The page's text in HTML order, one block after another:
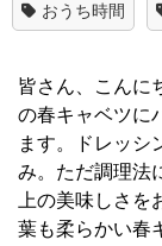
おうち時間
皆さん、こんに
の春キャベツに
ます。ドレッシ
み。ただ調理法
上の美味しさ
葉も柔らかい春